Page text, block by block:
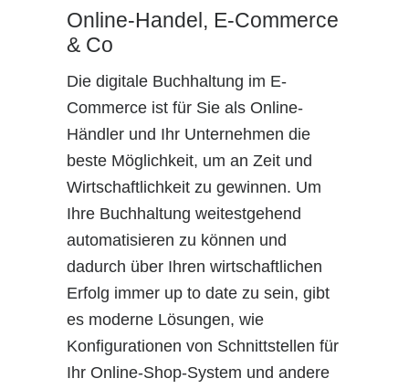
Online-Handel, E-Commerce
& Co
Die digitale Buchhaltung im E-
Commerce ist für Sie als Online-
Händler und Ihr Unternehmen die
beste Möglichkeit, um an Zeit und
Wirtschaftlichkeit zu gewinnen. Um
Ihre Buchhaltung weitestgehend
automatisieren zu können und
dadurch über Ihren wirtschaftlichen
Erfolg immer up to date zu sein, gibt
es moderne Lösungen, wie
Konfigurationen von Schnittstellen für
Ihr Online-Shop-System und andere